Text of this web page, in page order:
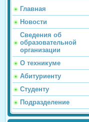
Главная
Новости
Сведения об
образовательной
организации
О техникуме
Абитуриенту
Студенту
Подразделение